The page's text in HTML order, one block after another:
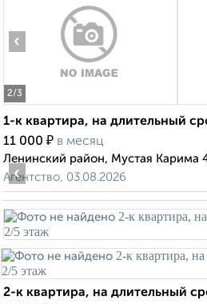
2/3
‹
1-к квартира, на длительный
11 000 ₽ в месяц
Ленинский район, Мустая Карима
Агентство, 03.08.2026
‹
2-к квартира, на длительный